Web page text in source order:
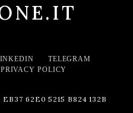
TELEGRAM
PRIVACY POLICY
62E0 5215 B824 132B